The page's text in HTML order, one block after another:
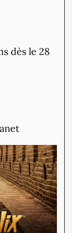
dès le 28